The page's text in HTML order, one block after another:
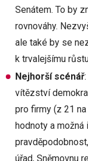
Senátem. To by
rovnováhy.
ale také by se
k trvalejšímu
Nejhorší scénář
vítězství
pro firmy (z 21
hodnoty a možná
úřad, Sněmovnu